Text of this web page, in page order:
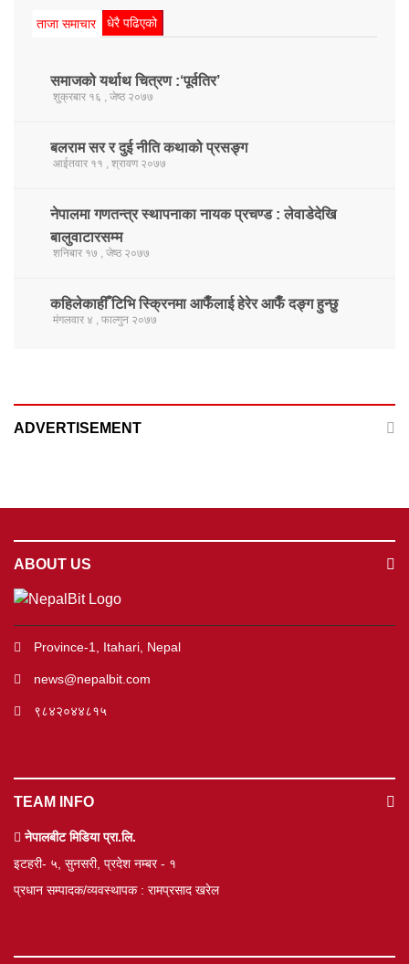
ताजा समाचार धेरै पढिएको
समाजको यर्थाथ चित्रण :‘पूर्वतिर’
शुक्रबार १६ , जेष्ठ २०७७
बलराम सर र दुई नीति कथाको प्रसङ्ग
आईतवार ११ , श्रावण २०७७
नेपालमा गणतन्त्र स्थापनाका नायक प्रचण्ड : लेवाडेदेखि
बालुवाटारसम्म
शनिबार १७ , जेष्ठ २०७७
कहिलेकाहीँ टिभि स्क्रिनमा आफैँलाई हेरेर आफैँ दङ्ग हुन्छु
मंगलवार ४ , फाल्गुन २०७७
ADVERTISEMENT
ABOUT US
Province-1, Itahari, Nepal
news@nepalbit.com
९८४२०४४८१५
TEAM INFO
नेपालबीट मिडिया प्रा.लि.
इटहरी- ५, सुनसरी, प्रदेश नम्बर - १
प्रधान सम्पादक/व्यवस्थापक : रामप्रसाद खरेल